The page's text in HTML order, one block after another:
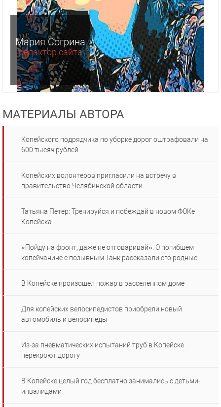
Мария Согрина
редактор сайта
МАТЕРИАЛЫ АВТОРА
Копейского подрядчика по уборке дорог оштрафовали на
600 тысяч рублей
Копейских волонтеров пригласили на встречу в
правительство Челябинской области
Татьяна Петер: Тренируйся и побеждай в новом ФОКе
Копейска
«Пойду на фронт, даже не отговаривай». О погибшем
копейчанине с позывным Танк рассказали его родные
В Копейске произошел пожар в расселенном доме
Для копейских велосипедистов приобрели новый
автомобиль и велосипеды
Из-за пневматических испытаний труб в Копейске
перекроют дорогу
В Копейске целый год бесплатно занимались с детьми-
инвалидами